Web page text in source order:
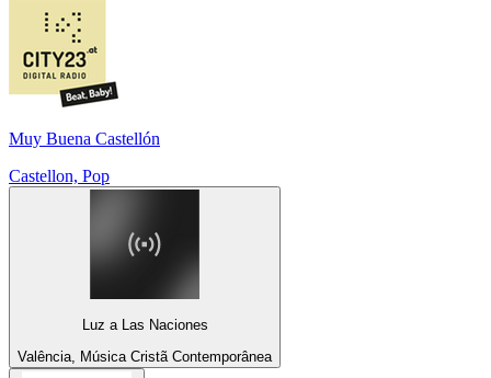
Muy Buena Castellón
Castellon, Pop
Luz a Las Naciones
Valência, Música Cristã Contemporânea